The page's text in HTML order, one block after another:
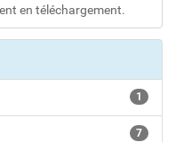
en téléchargement.
1
7